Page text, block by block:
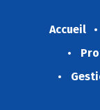
Accueil